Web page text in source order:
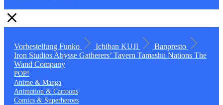
Vorbestellung Funko Ichiban KUJI
Banpresto
Iron Studios Abysse Gatherers’ Tavern Tamashii Nations The
Wand Company
POP!
Anime & Manga
Animation & Cartoons
Comics & Superheroes